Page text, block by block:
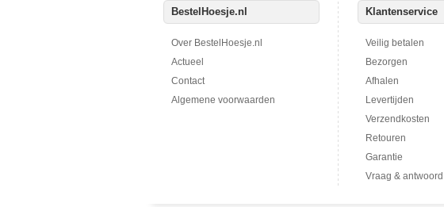
BestelHoesje.nl
Over BestelHoesje.nl
Actueel
Contact
Algemene voorwaarden
Klantenservice
Veilig betalen
Bezorgen
Afhalen
Levertijden
Verzendkosten
Retouren
Garantie
Vraag & antwoord